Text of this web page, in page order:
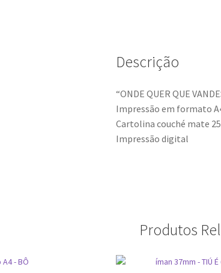
VANDES
O
QUE
SANDES
Descrição
“ONDE QUER QUE
Impressão em formato
Cartolina couché mate
Impressão digital
Produtos